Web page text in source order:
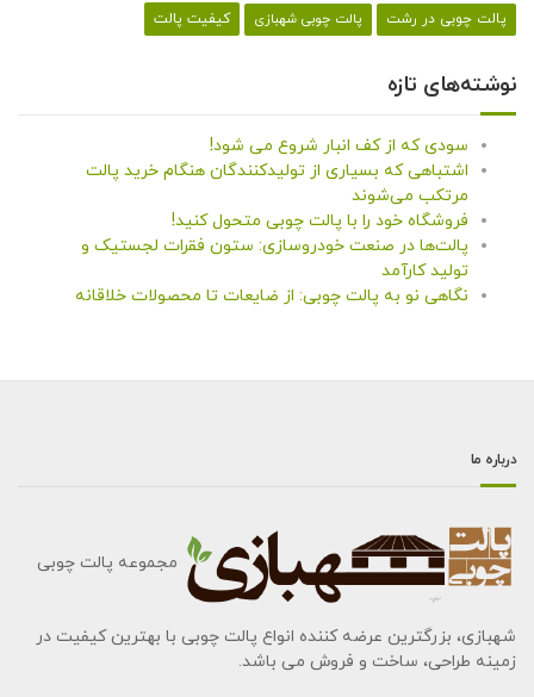
پالت چوبی در رشت پالت چوبی شهبازی کیفیت پالت
نوشته‌های تازه
سودی که از کف انبار شروع می شود!
اشتباهی که بسیاری از تولیدکنندگان هنگام خرید پالت
مرتکب می‌شوند
فروشگاه خود را با پالت چوبی متحول کنید!
پالت‌ها در صنعت خودروسازی: ستون فقرات لجستیک و
تولید کارآمد
نگاهی نو به پالت چوبی: از ضایعات تا محصولات خلاقانه
درباره ما
مجموعه پالت چوبی
شهبازی، بزرگترین عرضه کننده انواع پالت چوبی با بهترین کیفیت در
زمینه طراحی، ساخت و فروش می باشد.